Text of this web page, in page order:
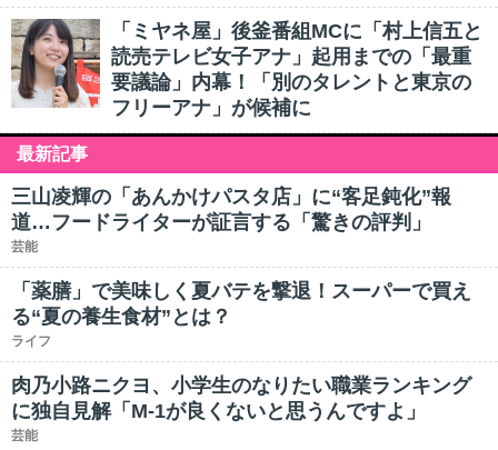
「ミヤネ屋」後釜番組MCに「村上信五と
読売テレビ女子アナ」起用までの「最重
要議論」内幕！「別のタレントと東京の
フリーアナ」が候補に
最新記事
三山凌輝の「あんかけパスタ店」に“客足鈍化”報
道…フードライターが証言する「驚きの評判」
芸能
「薬膳」で美味しく夏バテを撃退！スーパーで買え
る“夏の養生食材”とは？
ライフ
肉乃小路ニクヨ、小学生のなりたい職業ランキング
に独自見解「M-1が良くないと思うんですよ」
芸能